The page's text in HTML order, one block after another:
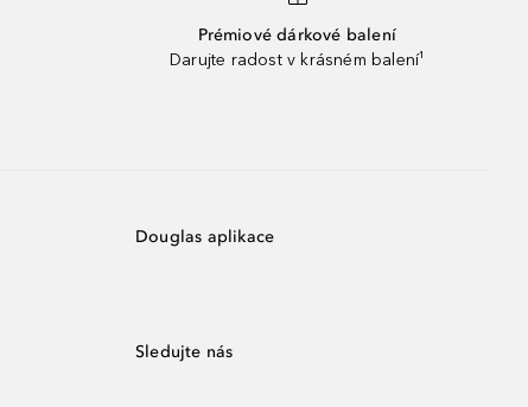
Prémiové dárkové balení
Darujte radost v krásném balení¹
Douglas aplikace
Sledujte nás